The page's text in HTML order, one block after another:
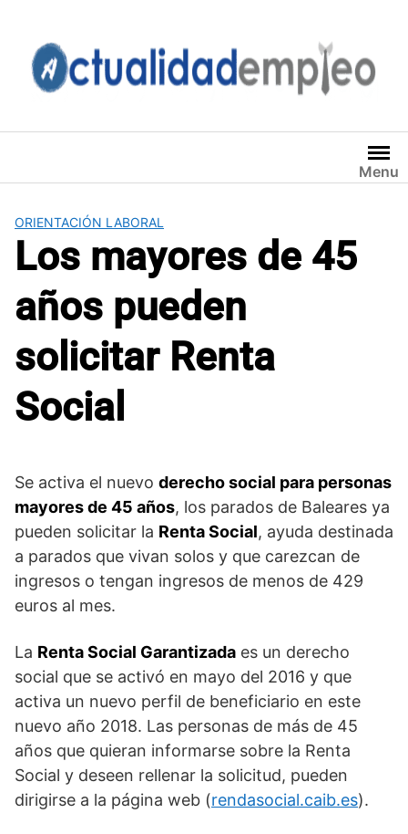
contenido
Menu
ORIENTACIÓN LABORAL
Los mayores de 45
años pueden
solicitar Renta
Social
Se activa el nuevo derecho social para personas
mayores de 45 años, los parados de Baleares ya
pueden solicitar la Renta Social, ayuda destinada
a parados que vivan solos y que carezcan de
ingresos o tengan ingresos de menos de 429
euros al mes.
La Renta Social Garantizada es un derecho
social que se activó en mayo del 2016 y que
activa un nuevo perfil de beneficiario en este
nuevo año 2018. Las personas de más de 45
años que quieran informarse sobre la Renta
Social y deseen rellenar la solicitud, pueden
dirigirse a la página web (rendasocial.caib.es).